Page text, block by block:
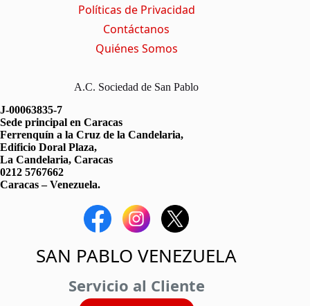
Políticas de Privacidad
Contáctanos
Quiénes Somos
A.C. Sociedad de San Pablo
J-00063835-7
Sede principal en Caracas
Ferrenquín a la Cruz de la Candelaria,
Edificio Doral Plaza,
La Candelaria, Caracas
0212 5767662
Caracas – Venezuela.
SAN PABLO VENEZUELA
Servicio al Cliente